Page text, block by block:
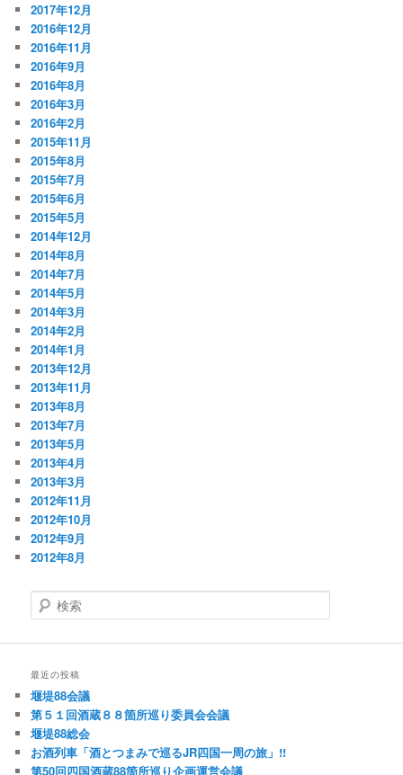
2017年12月
2016年12月
2016年11月
2016年9月
2016年8月
2016年3月
2016年2月
2015年11月
2015年8月
2015年7月
2015年6月
2015年5月
2014年12月
2014年8月
2014年7月
2014年5月
2014年3月
2014年2月
2014年1月
2013年12月
2013年11月
2013年8月
2013年7月
2013年5月
2013年4月
2013年3月
2012年11月
2012年10月
2012年9月
2012年8月
検
索
最近の投稿
堰堤88会議
第５１回酒蔵８８箇所巡り委員会会議
堰堤88総会
お酒列車「酒とつまみで巡るJR四国一周の旅」!!
第50回四国酒蔵88箇所巡り企画運営会議